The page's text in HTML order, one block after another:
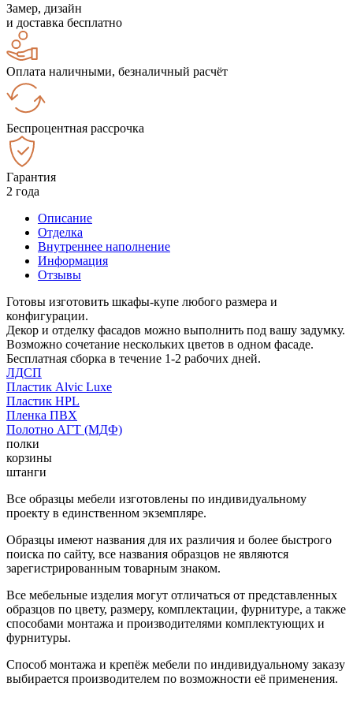
Замер, дизайн
и доставка бесплатно
Оплата наличными, безналичный расчёт
Беспроцентная рассрочка
Гарантия
2 года
Описание
Отделка
Внутреннее наполнение
Информация
Отзывы
Готовы изготовить шкафы-купе любого размера и
конфигурации.
Декор и отделку фасадов можно выполнить под вашу задумку.
Возможно сочетание нескольких цветов в одном фасаде.
Бесплатная сборка в течение 1-2 рабочих дней.
ЛДСП
Пластик Alvic Luxe
Пластик HPL
Пленка ПВХ
Полотно АГТ (МДФ)
полки
корзины
штанги
Все образцы мебели изготовлены по индивидуальному
проекту в единственном экземпляре.
Образцы имеют названия для их различия и более быстрого
поиска по сайту, все названия образцов не являются
зарегистрированным товарным знаком.
Все мебельные изделия могут отличаться от представленных
образцов по цвету, размеру, комплектации, фурнитуре, а также
способами монтажа и производителями комплектующих и
фурнитуры.
Способ монтажа и крепёж мебели по индивидуальному заказу
выбирается производителем по возможности её применения.